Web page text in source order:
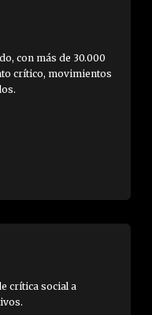
con más de 30.000
crítico, movimientos
crítica social a